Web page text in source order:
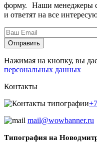
форму. Наши менеджеры
и ответят на все
Нажимая на кнопку, вы
персональных данных
Контакты
mail@wowbanner.ru
Типография на